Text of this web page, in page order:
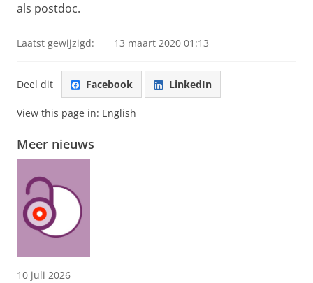
als postdoc.
Laatst gewijzigd: 13 maart 2020 01:13
Deel dit Facebook LinkedIn
View this page in: English
Meer nieuws
10 juli 2026